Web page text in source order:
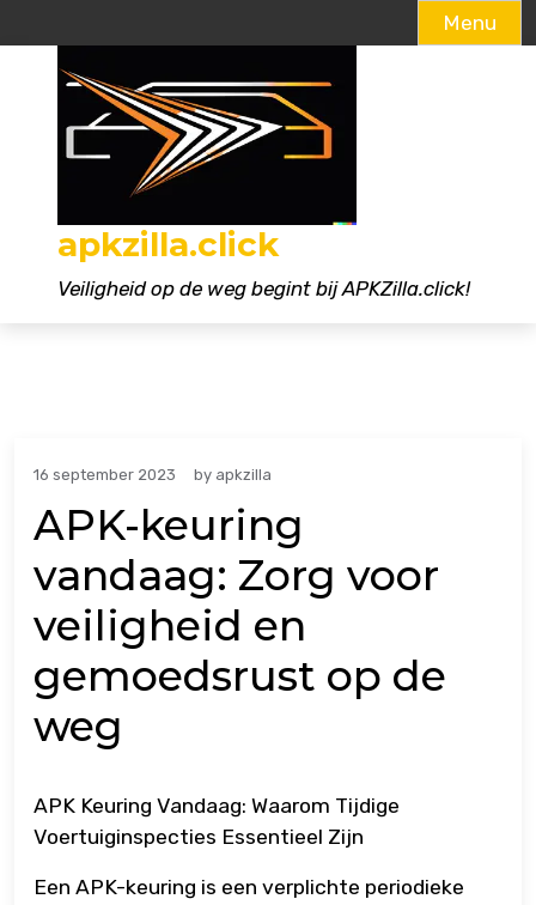
Menu
apkzilla.click
Veiligheid op de weg begint bij APKZilla.click!
16 september 2023 by apkzilla
APK-keuring
vandaag: Zorg voor
veiligheid en
gemoedsrust op de
weg
APK Keuring Vandaag: Waarom Tijdige
Voertuiginspecties Essentieel Zijn
Een APK-keuring is een verplichte periodieke